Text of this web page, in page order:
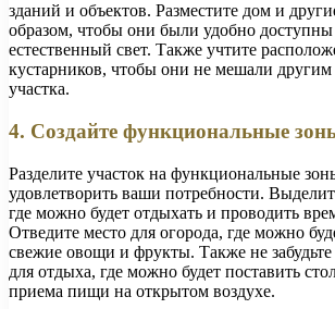
зданий и объектов. Разместите дом и
образом, чтобы они были удобно доступны
естественный свет. Также учтите
кустарников, чтобы они не мешали
участка.
4. Создайте функциональные
Разделите участок на функциональные
удовлетворить ваши потребности.
где можно будет отдыхать и проводить
Отведите место для огорода, где можно
свежие овощи и фрукты. Также не забудьте
для отдыха, где можно будет поставить
приема пищи на открытом воздухе.